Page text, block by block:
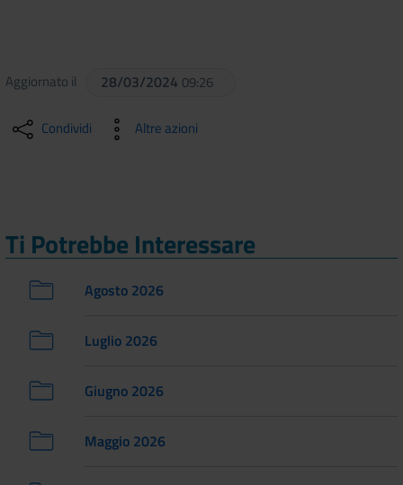
Aggiornato il 28/03/2024 09:26
Condividi Altre azioni
Ti Potrebbe Interessare
Agosto 2026
Luglio 2026
Giugno 2026
Maggio 2026